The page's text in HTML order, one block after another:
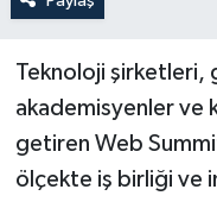
Teknoloji şirketleri,
akademisyenler ve
getiren Web
ölçekte iş birliği ve
Spor